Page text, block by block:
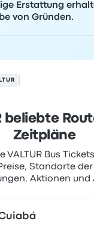
ige Erstattung
von Gründen.
beliebte
Zeitpläne
VALTUR Bus
Standorte
Aktionen und